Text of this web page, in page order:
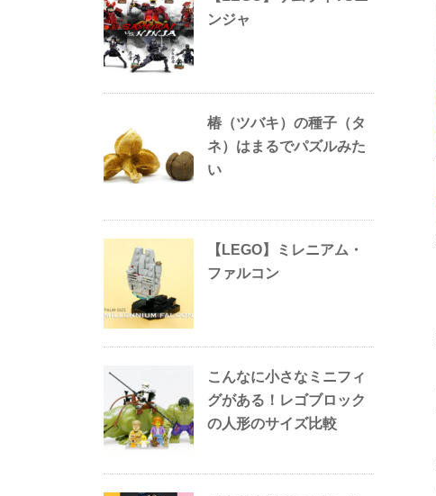
ンジャ
椿（ツバキ）の種子（タ
ネ）はまるでパズルみた
い
【LEGO】ミレニアム・
ファルコン
こんなに小さなミニフィ
グがある！レゴブロック
の人形のサイズ比較